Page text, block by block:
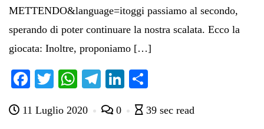
METTENDO&language=itoggi passiamo al secondo,
sperando di poter continuare la nostra scalata. Ecco la
giocata: Inoltre, proponiamo […]
Fa
bo
T
tte
W
ts
Te
gr
Li
ed di
11 Luglio 2020 0 39 sec read